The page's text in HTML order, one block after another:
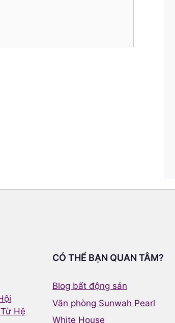
Hệ
CÓ THỂ BẠN QUAN TÂM?
Blog bất động sản
Văn phòng Sunwah Pearl
White House